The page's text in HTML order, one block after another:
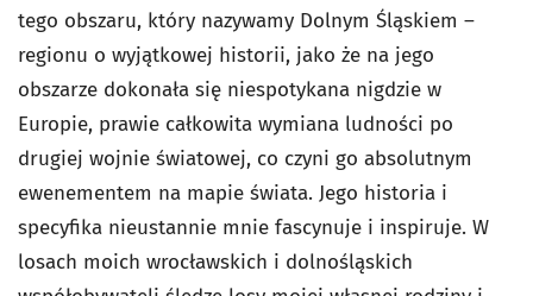
tego obszaru, który nazywamy Dolnym Śląskiem –
regionu o wyjątkowej historii, jako że na jego
obszarze dokonała się niespotykana nigdzie w
Europie, prawie całkowita wymiana ludności po
drugiej wojnie światowej, co czyni go absolutnym
ewenementem na mapie świata. Jego historia i
specyfika nieustannie mnie fascynuje i inspiruje. W
losach moich wrocławskich i dolnośląskich